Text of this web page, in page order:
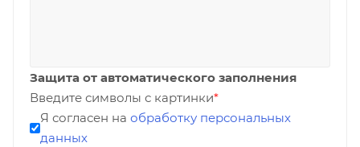
Защита от автоматического заполнения
Введите символы с картинки*
Я согласен на обработку персональных
данных